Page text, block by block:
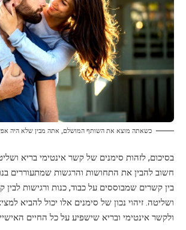
כשאתה מוצא את השותף המושלם, אתה מבין שלא היה
בסיכום, לזהות סימנים של קשר אינטימי בריא
חשוב להבין את התחושות והרגשות שמתעוררים
בין קשרים שמבוססים על כבוד, כנות ורגישות
ושליטה. זיהוי נכון של סימנים אלו יכול להביא
ולקשר אינטימי ובריא שישפיע על כל החיים